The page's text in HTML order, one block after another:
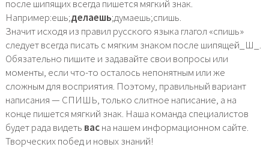
после шипящих всегда пишется мягкий знак.
Например:ешь;делаешь;думаешь;спишь.
Значит исходя из правил русского языка глагол «спишь»
следует всегда писать с мягким знаком после шипящей_Ш_.
Обязательно пишите и задавайте свои вопросы или
моменты, если что-то осталось непонятным или же
сложным для восприятия. Поэтому, правильный вариант
написания — СПИШЬ, только слитное написание, а на
конце пишется мягкий знак. Наша команда специалистов
будет рада видеть васна нашем информационном сайте.
Творческих побед и новых знаний!